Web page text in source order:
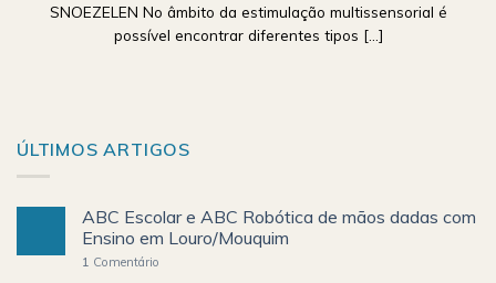
SNOEZELEN No âmbito da estimulação multissensorial é
possível encontrar diferentes tipos [...]
ÚLTIMOS ARTIGOS
ABC Escolar e ABC Robótica de mãos dadas com
Ensino em Louro/Mouquim
1 Comentário